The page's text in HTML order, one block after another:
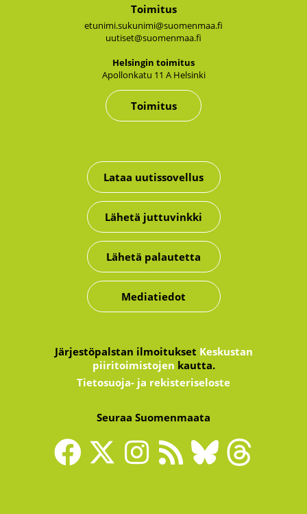
Toimitus
etunimi.sukunimi@suomenmaa.fi
uutiset@suomenmaa.fi
Hel­sin­gin toi­mi­tus
Apol­lon­ka­tu 11 A Hel­sin­ki
Toimitus
Lataa uutissovellus
Lähetä juttuvinkki
Lähetä palautetta
Mediatiedot
Järjestöpalstan ilmoitukset Keskustan
piiritoimistojen kautta.
Tietosuoja- ja rekisteriseloste
Seuraa Suomenmaata